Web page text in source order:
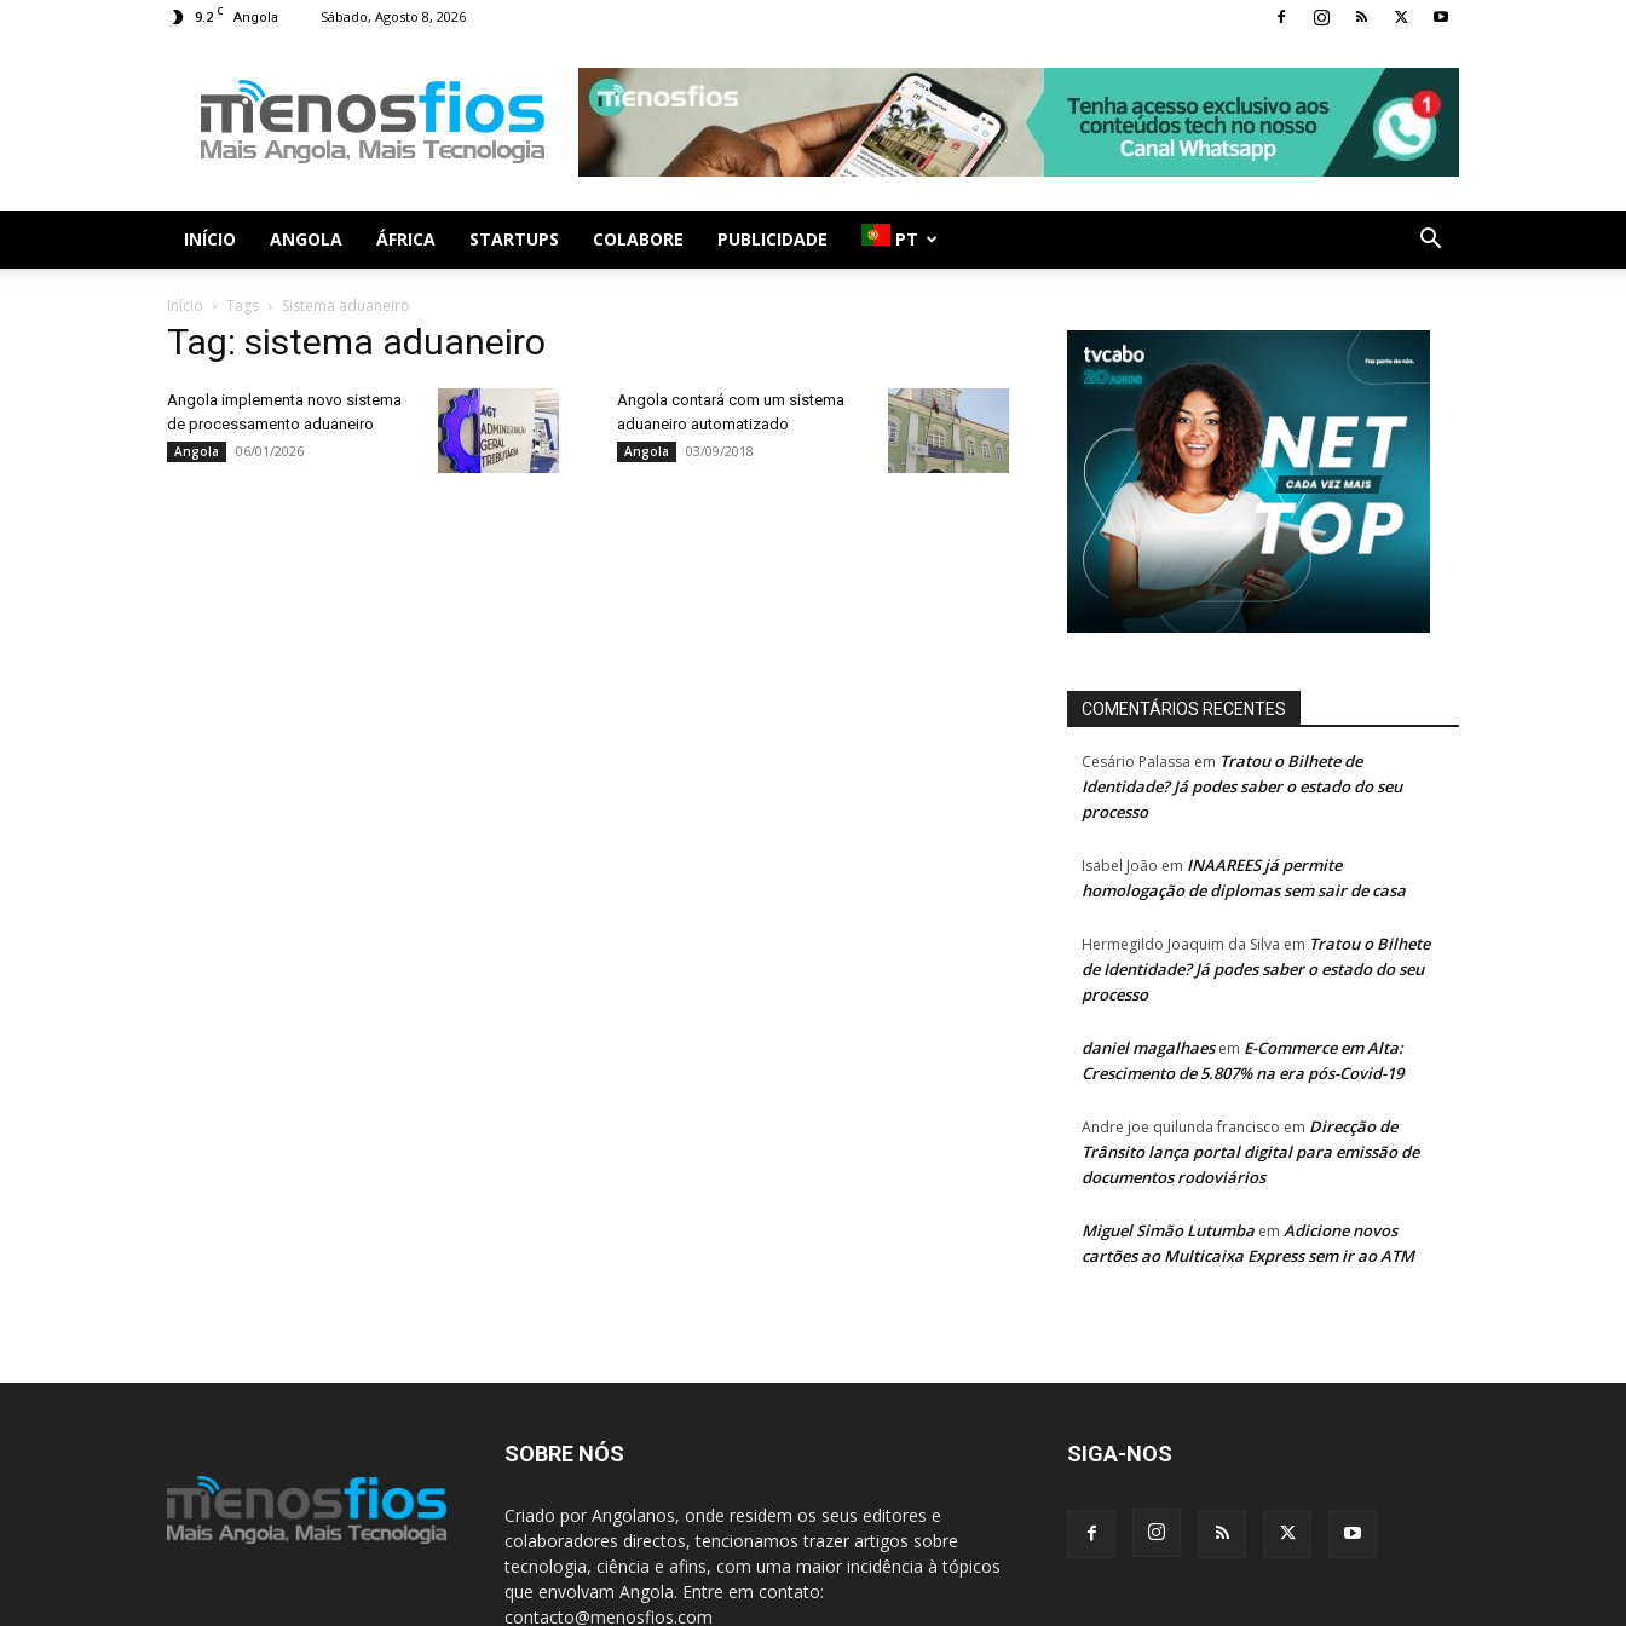
9.2 C Angola Sábado, Agosto 8, 2026
Fios
INÍCIO ANGOLA ÁFRICA STARTUPS COLABORE PUBLICIDADE PT
Início Tags Sistema aduaneiro
Tag: sistema aduaneiro
Angola implementa novo sistema
de processamento aduaneiro
Angola 06/01/2026
Angola contará com um sistema
aduaneiro automatizado
Angola 03/09/2018
COMENTÁRIOS RECENTES
Cesário Palassa em Tratou o Bilhete de
Identidade? Já podes saber o estado do seu
processo
Isabel João em INAAREES já permite
homologação de diplomas sem sair de casa
Hermegildo Joaquim da Silva em Tratou o Bilhete
de Identidade? Já podes saber o estado do seu
processo
daniel magalhaesem E-Commerce em Alta:
Crescimento de 5.807% na era pós-Covid-19
Andre joe quilunda francisco em Direcção de
Trânsito lança portal digital para emissão de
documentos rodoviários
Miguel Simão Lutumba em Adicione novos
cartões ao Multicaixa Express sem ir ao ATM
SOBRE NÓS
Criado por Angolanos, onde residem os seus editores e
colaboradores directos, tencionamos trazer artigos sobre
tecnologia, ciência e afins, com uma maior incidência à tópicos
que envolvam Angola. Entre em contato:
contacto@menosfios.com
SIGA-NOS